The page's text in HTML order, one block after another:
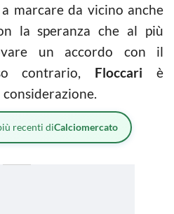
marcare da vicino anche
la speranza che al più
un accordo con il
contrario, Floccari è
considerazione.
recenti diCalciomercato